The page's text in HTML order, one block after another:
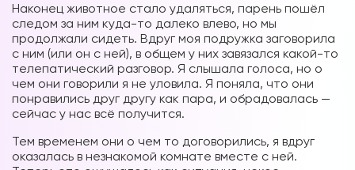
Наконец животное стало удаляться, парень пошёл
следом за ним куда-то далеко влево, но мы
продолжали сидеть. Вдруг моя подружка заговорила
с ним (или он с ней), в общем у них завязался какой-то
телепатический разговор. Я слышала голоса, но о
чем они говорили я не уловила. Я поняла, что они
понравились друг другу как пара, и обрадовалась —
сейчас у нас всё получится.
Тем временем они о чем то договорились, я вдруг
оказалась в незнакомой комнате вместе с ней.